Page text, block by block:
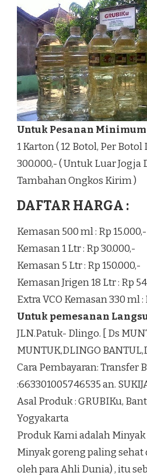
Untuk Pesanan Minimum
1 Karton ( 12 Botol, Per Botol
300.000,- ( Untuk Luar Jogja
Tambahan Ongkos Kirim )
DAFTAR HARGA :
Kemasan 500 ml : Rp 15.000,-
Kemasan 1 Ltr : Rp 30.000,-
Kemasan 5 Ltr : Rp 150.000,-
Kemasan Jrigen 18 Ltr : Rp
Extra VCO Kemasan 330 ml :
Untuk pemesanan
JLN.Patuk- Dlingo. [ Ds
MUNTUK,DLINGO
Cara Pembayaran: Transfer
:663301005746535 an.
Asal Produk : GRUBIKu,
Yogyakarta
Produk Kami adalah Minyak
Minyak goreng paling
oleh para Ahli Dunia) , itu